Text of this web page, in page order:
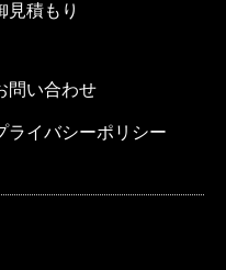
見積もり
問い合わせ
ライバシーポリシー